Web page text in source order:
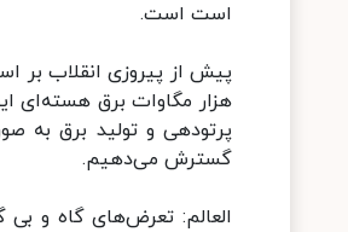
است است.
هزار مگاوات برق هسته‌ای
گسترش می‌دهیم.
العالم: تعرض‌های گاه و